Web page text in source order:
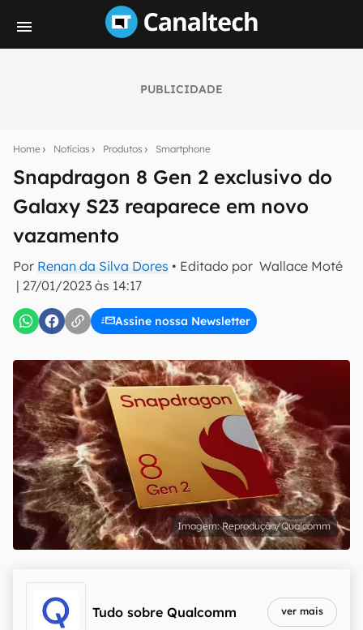
PUBLICIDADE
Home Notícias Produtos Smartphone
Snapdragon 8 Gen 2 exclusivo do
Galaxy S23 reaparece em novo
vazamento
Por Renan da Silva Dores • Editado por Wallace Moté
| 27/01/2023 às 14:17
Assine nossa Newsletter
notícias e reviews sobre tecnologia em primeira
E-mail
inscreva-se
Confirmo que li, aceito e concordo com os Termos de
Uso e Política de Privacidade do Canaltech.
Reprodução/Qualcomm
Tudo sobre Qualcomm ver mais